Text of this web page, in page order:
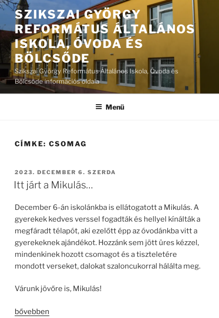
Tartalomhoz
SZIKSZAI GYÖRGY
REFORMÁTUS ÁLTALÁNOS
ISKOLA, ÓVODA ÉS
BÖLCSŐDE
Szikszai György Református Általános Iskola, Óvoda és
Bölcsőde információs oldala
Menü
CÍMKE: CSOMAG
BEKÜLDVE:
2023. DECEMBER 6. SZERDA
Itt járt a Mikulás…
December 6-án iskolánkba is ellátogatott a Mikulás. A
gyerekek kedves verssel fogadták és hellyel kínálták a
megfáradt télapót, aki ezelőtt épp az óvodánkba vitt a
gyerekeknek ajándékot. Hozzánk sem jött üres kézzel,
mindenkinek hozott csomagot és a tiszteletére
mondott verseket, dalokat szaloncukorral hálálta meg.
Várunk jövőre is, Mikulás!
„Itt
bővebben